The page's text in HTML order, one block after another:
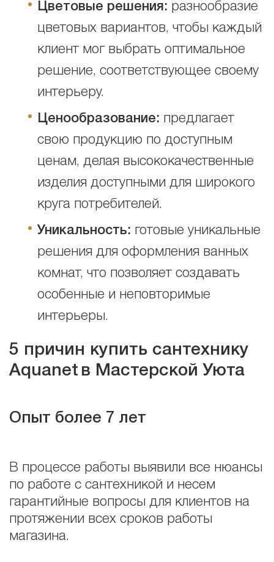
Цветовые решения: разнообразие
цветовых вариантов, чтобы каждый
клиент мог выбрать оптимальное
решение, соответствующее своему
интерьеру.
Ценообразование: предлагает
свою продукцию по доступным
ценам, делая высококачественные
изделия доступными для широкого
круга потребителей.
Уникальность: готовые уникальные
решения для оформления ванных
комнат, что позволяет создавать
особенные и неповторимые
интерьеры.
5 причин купить сантехнику
Aquanet в Мастерской Уюта
Опыт более 7 лет
В процессе работы выявили все нюансы
по работе с сантехникой и несем
гарантийные вопросы для клиентов на
протяжении всех сроков работы
магазина.